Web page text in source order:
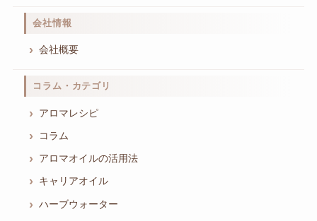
会社情報
会社概要
コラム・カテゴリ
アロマレシピ
コラム
アロマオイルの活用法
キャリアオイル
ハーブウォーター